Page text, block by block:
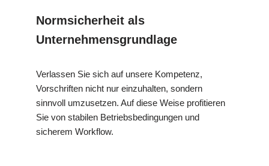
Normsicherheit als
Unternehmensgrundlage
Verlassen Sie sich auf unsere Kompetenz,
Vorschriften nicht nur einzuhalten, sondern
sinnvoll umzusetzen. Auf diese Weise profitieren
Sie von stabilen Betriebsbedingungen und
sicherem Workflow.